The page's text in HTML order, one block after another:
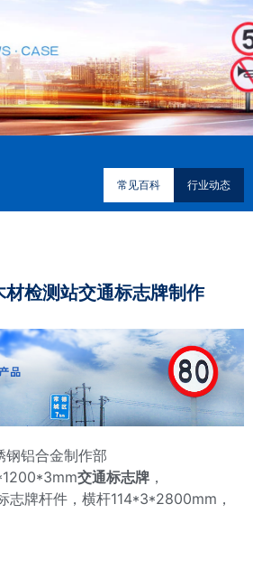
常见百科 行业动态
材检测站交通标志牌制作
钢铝合金制作部
交通标志牌 ，
牌杆件，横杆114*3*2800mm，